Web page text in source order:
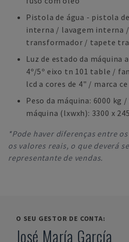
Pistola de água - pistola
interna / lavagem interna
transformador / tapete
Luz de estado da máquina
4º/5º eixo tn 101 table /
lcd a cores de 4" / marca ce
Peso da máquina: 6000 kg
máquina (lxwxh): 3300 x
*Pode haver diferenças entre
os valores reais, o que deverá
representante de vendas.
O SEU GESTOR DE CONTA:
José María García